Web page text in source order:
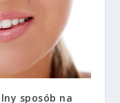
sposób na